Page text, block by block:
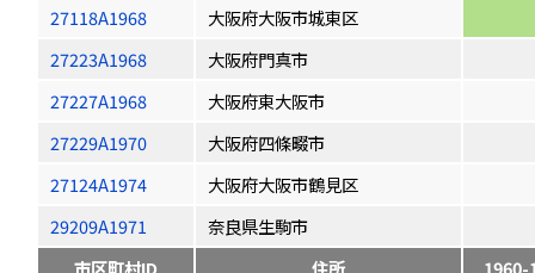
27118A1968
大阪府大阪市城東区
27223A1968
大阪府門真市
27227A1968
大阪府東大阪市
27229A1970
大阪府四條畷市
27124A1974
大阪府大阪市鶴見区
29209A1971
奈良県生駒市
市区町村ID
住所 1960-